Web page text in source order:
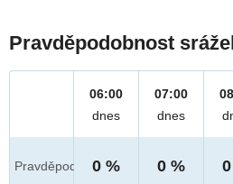
Pravděpodobnost
Pravděpod.
06:00
dnes
0 %
07:00
dnes
0 %